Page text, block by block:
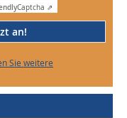
Captcha ⇗
an!
Sie weitere